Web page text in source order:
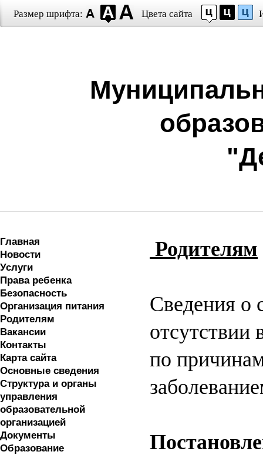
Размер шрифта: Цвета сайта
Главная
Новости
Услуги
Права ребенка
Безопасность
Организация питания
Родителям
Вакансии
Контакты
Карта сайта
Основные сведения
Структура и органы
управления
образовательной
организацией
Документы
Образование
Родителям
Сведения о
отсутствии
по